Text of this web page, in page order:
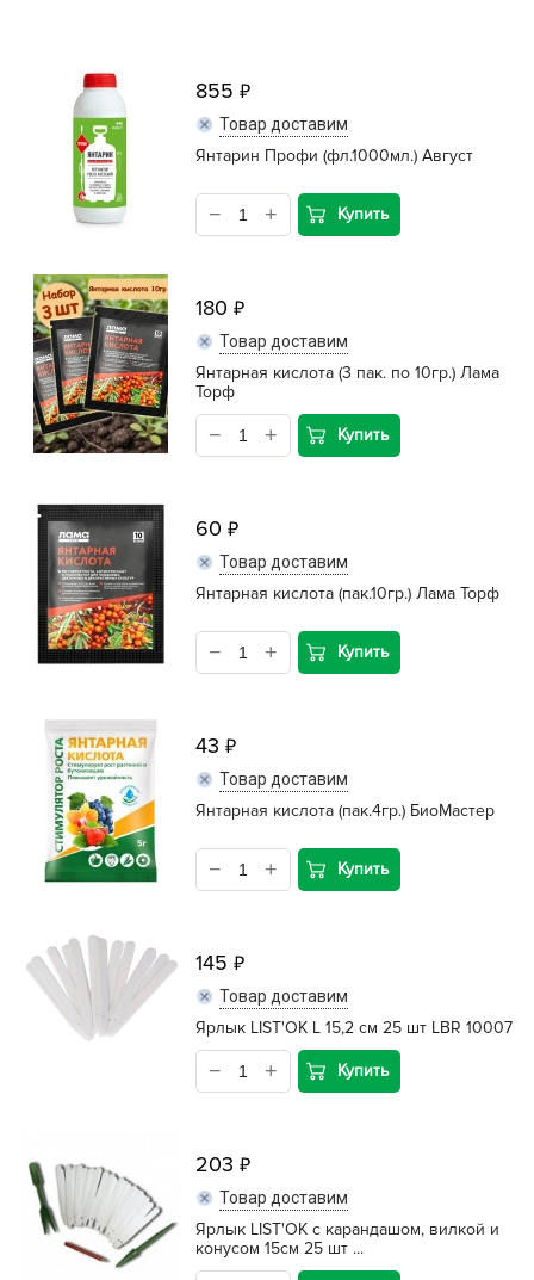
Луковичные, многолетники Весна
Новогодняя продукция
Отдых в саду, пикник
Посадочный материал (контейнер)
Садовый инвентарь и техника
СЕМЕНА
Средства для септиков, туалетов, компостов, прудов и
бассейнов
Средства защиты растений
Средства от бытовых и летающих насекомых, грызунов
Удобрения
Хозяйственные товары
855
Товар доставим
Янтарин Профи (фл.1000мл.) Август
Купить
180
Товар доставим
Янтарная кислота (3 пак. по 10гр.) Лама
Торф
Купить
60
Товар доставим
Янтарная кислота (пак.10гр.) Лама Торф
Купить
43
Товар доставим
Янтарная кислота (пак.4гр.) БиоМастер
Купить
145
Товар доставим
Ярлык LIST'OK L 15,2 см 25 шт LBR 10007
Купить
203
Товар доставим
Ярлык LIST'OK с карандашом, вилкой и
конусом 15см 25 шт ...